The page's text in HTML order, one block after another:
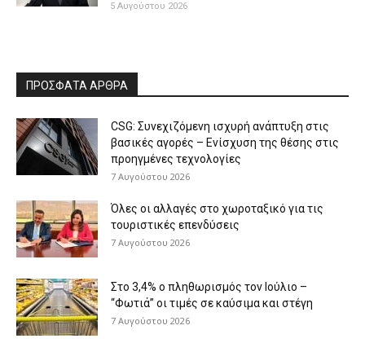
5 Αυγούστου 2026
ΠΡΟΣΦΑΤΑ ΑΡΘΡΑ
CSG: Συνεχιζόμενη ισχυρή ανάπτυξη στις
βασικές αγορές – Ενίσχυση της θέσης στις
προηγμένες τεχνολογίες
7 Αυγούστου 2026
Όλες οι αλλαγές στο χωροταξικό για τις
τουριστικές επενδύσεις
7 Αυγούστου 2026
Στο 3,4% ο πληθωρισμός τον Ιούλιο –
“Φωτιά” οι τιμές σε καύσιμα και στέγη
7 Αυγούστου 2026